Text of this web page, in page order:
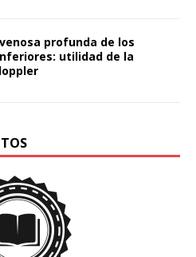
profunda de los
utilidad de la